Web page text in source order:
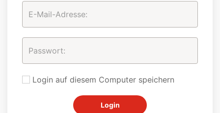
Login auf diesem Computer speichern